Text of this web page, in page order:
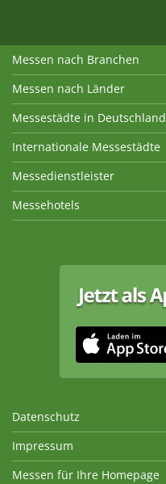
Messen nach Branchen
Messen nach Länder
Messestädte in Deutschland
Internationale Messestädte
Messedienstleister
Messehotels
Datenschutz
Impressum
Messen für Ihre Homepage